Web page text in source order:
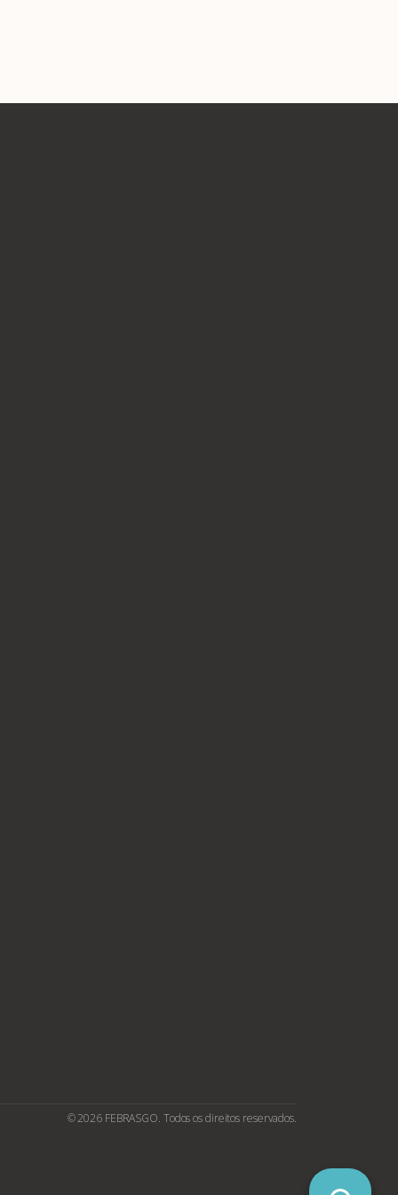
© 2026 FEBRASGO. Todos os direitos reservados.